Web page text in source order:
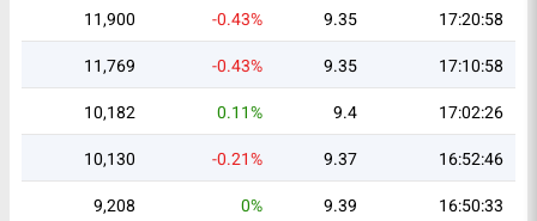
17:20:58
9.35
-0.43%
11,900
17:10:58
9.35
-0.43%
11,769
17:02:26
9.4
0.11%
10,182
16:52:46
9.37
-0.21%
10,130
16:50:33
9.39
0%
9,208